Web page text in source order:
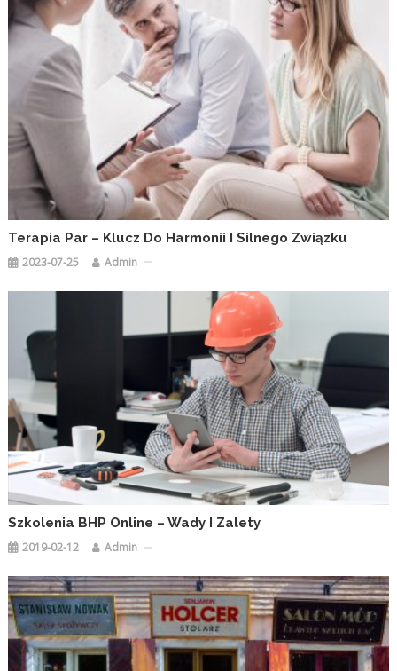
Terapia Par – Klucz Do Harmonii I Silnego Związku
2023-07-25 Admin
Szkolenia BHP Online – Wady I Zalety
2019-02-12 Admin